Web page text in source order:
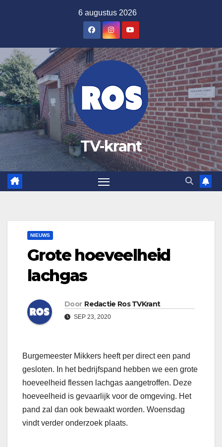
inhoud
6 augustus 2026
TV-krant
NIEUWS
Grote hoeveelheid
lachgas
Door Redactie Ros TVKrant
SEP 23, 2020
Burgemeester Mikkers heeft per direct een pand
gesloten. In het bedrijfspand hebben we een grote
hoeveelheid flessen lachgas aangetroffen. Deze
hoeveelheid is gevaarlijk voor de omgeving. Het
pand zal dan ook bewaakt worden. Woensdag
vindt verder onderzoek plaats.